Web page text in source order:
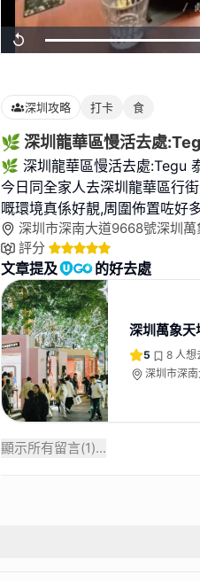
Replay
深圳攻略 打卡 食
🌿 深圳龍華區慢活去處
🌿 深圳龍華區慢活去處:Tegu
今日同全家人去深圳龍華區行
嘅環境真係好靚,周圍佈置咗好
深圳市深南大道9668號深圳萬
評分
文章提及 的好去處
深圳萬象天
5 8 人想
深圳市深
顯示所有留言(1)...